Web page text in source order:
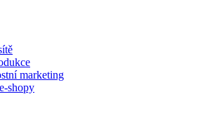
marketing
shopy